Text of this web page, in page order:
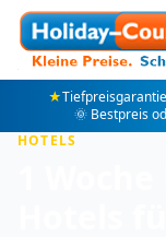
★Tiefpreisgarantie
🌞 Bestpreis
HOTELS